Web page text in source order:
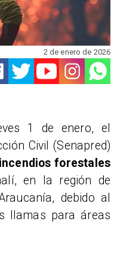
2 de enero de 2026
1 de enero, el
Civil (Senapred)
forestales
en la región de
debido al
llamas para áreas